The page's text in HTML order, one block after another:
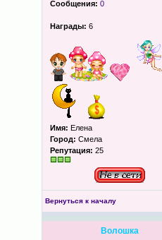
Сообщения: 0
Награды: 6
Имя: Елена
Город: Смела
Репутация: 25
Вернуться к началу
Волошка